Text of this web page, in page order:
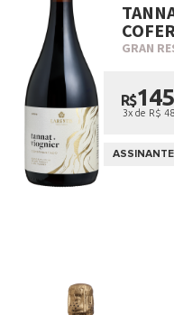
GRAN
R$145
3x de R$